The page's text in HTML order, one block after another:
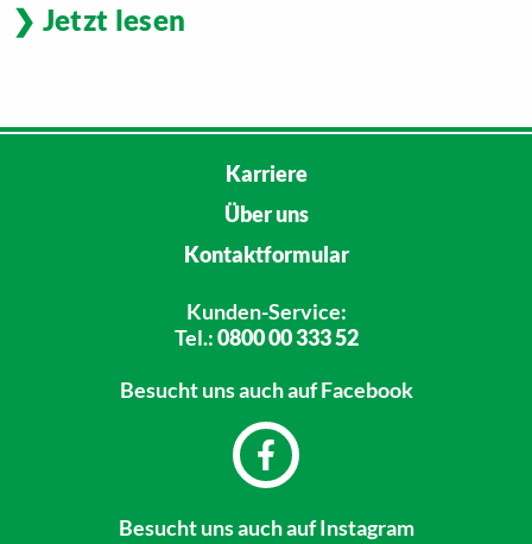
Jetzt lesen
Karriere
Über uns
Kontaktformular
Kunden-Service:
Tel.:0800 00 333 52
Besucht unsauch auf Facebook
Besucht unsauch auf Instagram